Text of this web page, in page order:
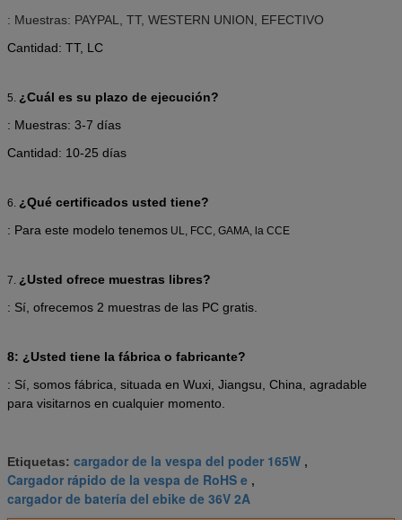
: Muestras: PAYPAL, TT, WESTERN UNION, EFECTIVO
Cantidad: TT, LC
5. ¿Cuál es su plazo de ejecución?
: Muestras: 3-7 días
Cantidad: 10-25 días
6. ¿Qué certificados usted tiene?
: Para este modelo tenemos UL, FCC, GAMA, la CCE
7. ¿Usted ofrece muestras libres?
: Sí, ofrecemos 2 muestras de las PC gratis.
8: ¿Usted tiene la fábrica o fabricante?
: Sí, somos fábrica, situada en Wuxi, Jiangsu, China, agradable
para visitarnos en cualquier momento.
Etiquetas: cargador de la vespa del poder 165W ,
Cargador rápido de la vespa de RoHS e ,
cargador de batería del ebike de 36V 2A